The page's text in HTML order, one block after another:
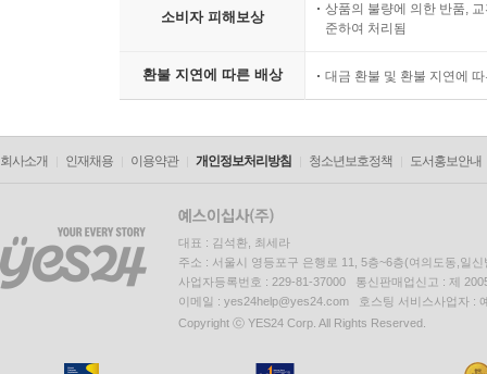
소비자 피해보상
상품의 불량에 의한 반품,
준하여 처리됨
환불 지연에 따른 배상 대금 환불 및 환불 지연에
회사소개 인재채용 이용약관 개인정보처리방침 청소년보호정책 도서홍보안내
대표 : 김석환, 최세라
주소 : 서울시 영등포구 은행로 11, 5층~6층(여의도동,일신
사업자등록번호 : 229-81-37000 통신판매업신고 : 제
이메일 : yes24help@yes24.com 호스팅 서비스사업자 :
Copyright ⓒ YES24 Corp. All Rights Reserved.